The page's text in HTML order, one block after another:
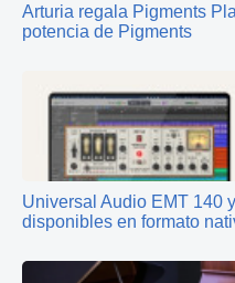
Arturia regala Pigments
potencia de Pigments
Universal Audio EMT 140
disponibles en formato